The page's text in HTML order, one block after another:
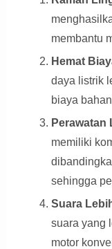
membantu
Hemat
daya listrik
biaya
Perawatan
memiliki
sehingga
Suara
suara yang
motor